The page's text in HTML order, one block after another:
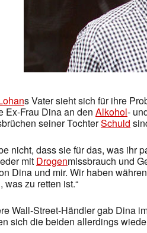
s Vater sieht sich für ihre
Ex-Frau Dina an den Alkohol-
seiner TochterSchuld
nicht, dass sie für das, was ihr
mit Drogenmissbrauch und
Dina und mir. Wir haben
was zu retten ist.“
Wall-Street-Händler gab Dina
sich die beiden allerdings